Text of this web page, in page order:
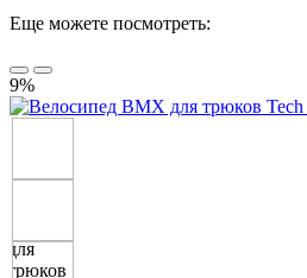
Еще можете посмотреть:
9%